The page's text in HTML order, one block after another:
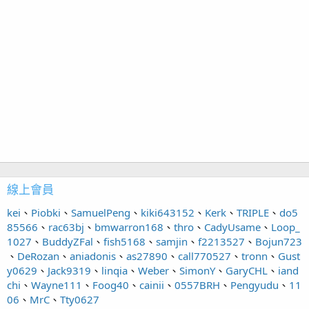
線上會員
kei Piobki SamuelPeng kiki643152 Kerk TRIPLE
do5
85566
rac63bj bmwarron168 thro CadyUsame
Loop_
1027
BuddyZFal fish5168 samjin f2213527
Bojun723
DeRozan
aniadonis as27890 call770527 tronn
Gust
y0629
Jack9319 linqia Weber SimonY GaryCHL
iand
chi
Wayne111 Foog40 cainii 0557BRH Pengyudu
11
06
MrC Tty0627